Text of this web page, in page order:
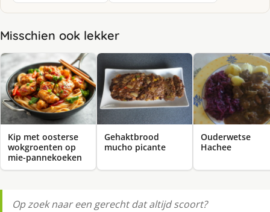
Misschien ook lekker
Kip met oosterse
wokgroenten op
mie-pannekoeken
Gehaktbrood
mucho picante
Ouderwetse
Hachee
Op zoek naar een gerecht dat altijd scoort?